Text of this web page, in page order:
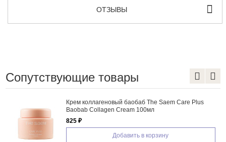
ОТЗЫВЫ
Сопутствующие товары
Крем коллагеновый баобаб The Saem Care Plus
Baobab Collagen Cream 100мл
825 ₽
Добавить в корзину